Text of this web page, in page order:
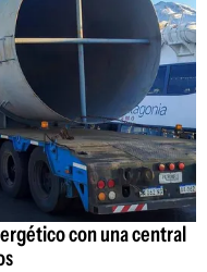
con una central